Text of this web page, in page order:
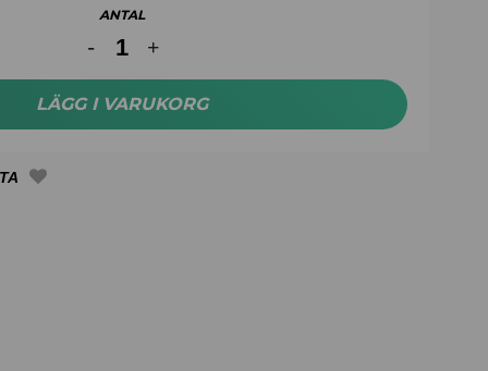
ANTAL
LÄGG I VARUKORG